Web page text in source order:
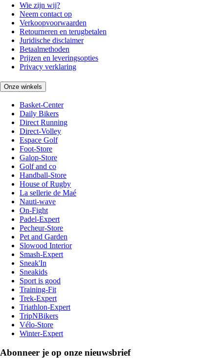
Wie zijn wij?
Neem contact op
Verkoopvoorwaarden
Retourneren en terugbetalen
Juridische disclaimer
Betaalmethoden
Prijzen en leveringsopties
Privacy verklaring
Onze winkels
Basket-Center
Daily Bikers
Direct Running
Direct-Volley
Espace Golf
Foot-Store
Galop-Store
Golf and co
Handball-Store
House of Rugby
La sellerie de Maé
Nauti-wave
On-Fight
Padel-Expert
Pecheur-Store
Pet and Garden
Slowood Interior
Smash-Expert
Sneak'In
Sneakids
Sport is good
Training-Fit
Trek-Expert
Triathlon-Expert
TripNBikers
Vélo-Store
Winter-Expert
Abonneer je op onze nieuwsbrief